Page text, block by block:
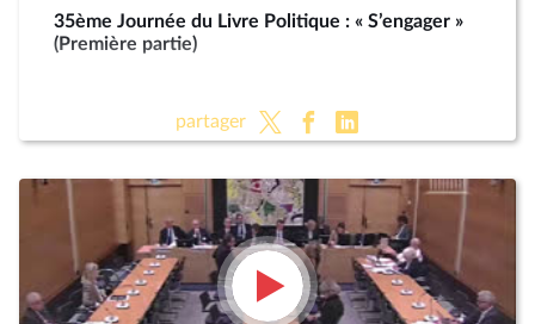
35ème Journée du Livre Politique : « S’engager »
(Première partie)
partager